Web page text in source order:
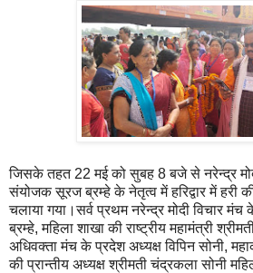
जिसके तहत 22 मई को सुबह 8 बजे से नरेन्द्र
संयोजक सूरज ब्रम्हे के नेतृत्व में हरिद्वार में हरी
चलाया गया।सर्व प्रथम नरेन्द्र मोदी विचार
ब्रम्हे, महिला शाखा की राष्ट्रीय महामंत्री
अधिवक्ता मंच के प्रदेश अध्यक्ष विपिन सोनी,
की प्रान्तीय अध्यक्ष श्रीमती चंद्रकला सोनी